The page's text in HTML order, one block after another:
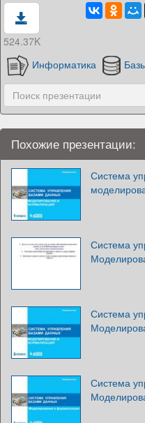
524.37K
Информатика
Похожие презентации:
Система
Система
Система
Система